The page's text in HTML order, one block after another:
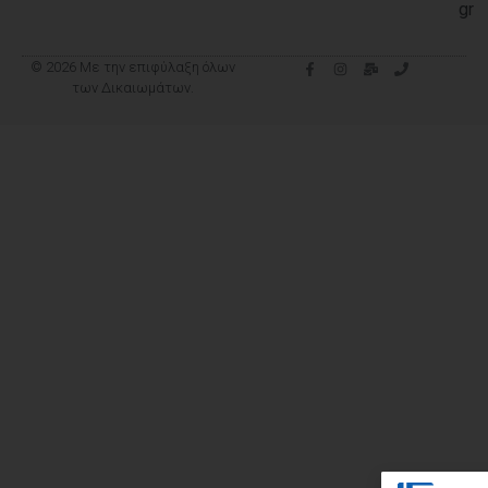
gr
© 2026 Με την επιφύλαξη όλων
των Δικαιωμάτων.